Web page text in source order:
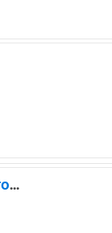
Volkswagen Caddy LIFE Skåpbil 2.0 TDI 7 sits, besiktigad, Dragkrok m